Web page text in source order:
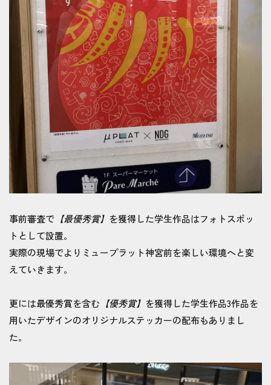
事前審査で 【最優秀賞】 を獲得した学生作品はフォトスポッ
トとして設置。
実際の現場でよりミュープラット神宮前を楽しい環境へと変
えていきます。
更には最優秀賞を含む 【優秀賞】 を獲得した学生作品3作品を
用いたデザインのオリジナルステッカーの配布もありまし
た。